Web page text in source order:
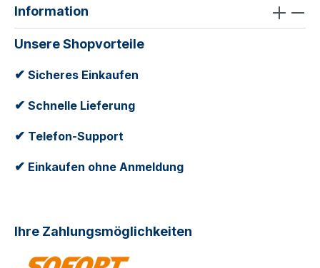
Density SchaumSchulter: Verstellbare
SchultergurteGrößen:YOUTH S/M
(Körpergröße ca. 104-119cm)YOUTH L/XL
(Körpergröße ca. 112-127cm)
Information
Unsere Shopvorteile
✔ Sicheres Einkaufen
✔ Schnelle Lieferung
✔ Telefon-Support
✔ Einkaufen ohne Anmeldung
Ihre Zahlungsmöglichkeiten